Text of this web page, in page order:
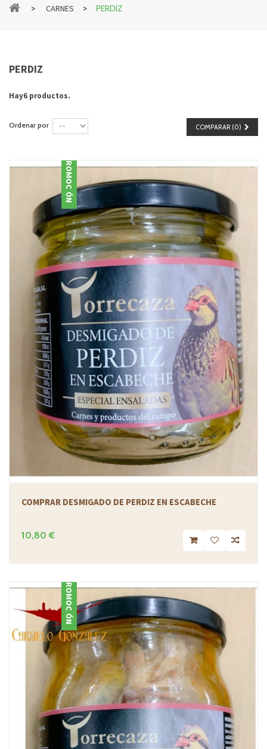
> CARNES > PERDIZ
PERDIZ
Hay6 productos.
COMPARAR (0)
Ordenar por
PROMOCIÓN
COMPRAR DESMIGADO DE PERDIZ EN ESCABECHE
10,80 €
PROMOCIÓN